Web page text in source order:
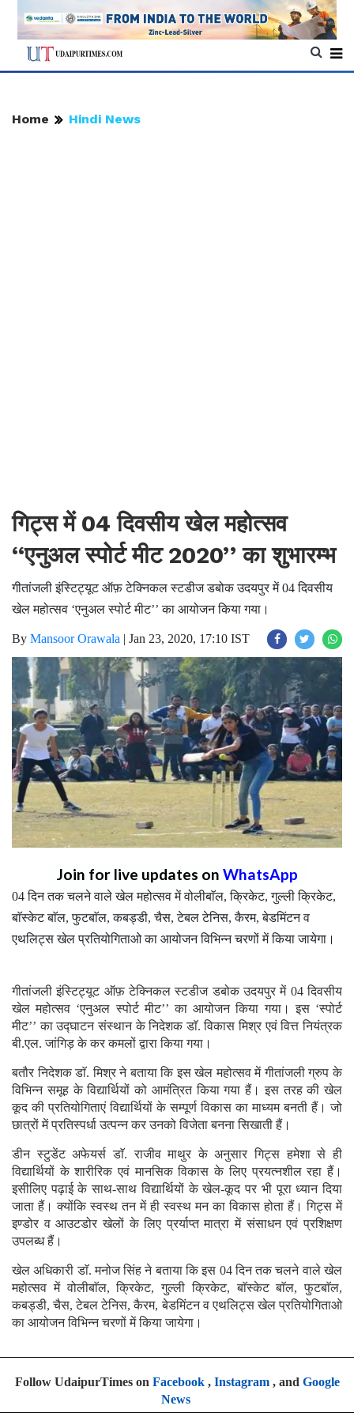
Home Hindi News
गिट्स में 04 दिवसीय खेल महोत्सव
‘‘एनुअल स्पोर्ट मीट 2020’’ का शुभारम्भ
गीतांजली इंस्टिट्यूट ऑफ़ टेक्निकल स्टडीज डबोक उदयपुर में 04 दिवसीय
खेल महोत्सव ‘एनुअल स्पोर्ट मीट’’ का आयोजन किया गया।
By Mansoor Orawala | Jan 23, 2020, 17:10 IST
Join for live updates on WhatsApp
04 दिन तक चलने वाले खेल महोत्सव में वोलीबाॅल, क्रिकेट, गुल्ली क्रिकेट,
बाॅस्केट बाॅल, फुटबाॅल, कबड्डी, चैस, टेबल टेनिस, कैरम, बेडमिंटन व
एथलिट्स खेल प्रतियोगिताओ का आयोजन विभिन्न चरणों में किया जायेगा।
गीतांजली इंस्टिट्यूट ऑफ़ टेक्निकल स्टडीज डबोक उदयपुर में 04 दिवसीय
खेल महोत्सव ‘एनुअल स्पोर्ट मीट’’ का आयोजन किया गया। इस ‘स्पोर्ट
मीट’’ का उद्घाटन संस्थान के निदेशक डाॅ. विकास मिश्र एवं वित्त नियंत्रक
बी.एल. जांगिड़ के कर कमलों द्वारा किया गया।
बतौर निदेशक डाॅ. मिश्र ने बताया कि इस खेल महोत्सव में गीतांजली ग्रुप के
विभिन्न समूह के विद्यार्थियों को आमंत्रित किया गया हैं। इस तरह की खेल
कूद की प्रतियोगिताएं विद्यार्थियों के सम्पूर्ण विकास का माध्यम बनती हैं। जो
छात्रों में प्रतिस्पर्धा उत्पन्न कर उनको विजेता बनना सिखाती हैं।
डीन स्टुडेंट अफेयर्स डाॅ. राजीव माथुर के अनुसार गिट्स हमेशा से ही
विद्यार्थियों के शारीरिक एवं मानसिक विकास के लिए प्रयत्नशील रहा हैं।
इसीलिए पढ़ाई के साथ-साथ विद्यार्थियों के खेल-कूद पर भी पूरा ध्यान दिया
जाता हैं। क्योंकि स्वस्थ तन में ही स्वस्थ मन का विकास होता हैं। गिट्स में
इण्डोर व आउटडोर खेलों के लिए प्रर्याप्त मात्रा में संसाधन एवं प्रशिक्षण
उपलब्ध हैं।
खेल अधिकारी डाॅ. मनोज सिंह ने बताया कि इस 04 दिन तक चलने वाले खेल
महोत्सव में वोलीबाॅल, क्रिकेट, गुल्ली क्रिकेट, बाॅस्केट बाॅल, फुटबाॅल,
कबड्डी, चैस, टेबल टेनिस, कैरम, बेडमिंटन व एथलिट्स खेल प्रतियोगिताओ
का आयोजन विभिन्न चरणों में किया जायेगा।
Follow UdaipurTimes on Facebook, Instagram, and Google
News